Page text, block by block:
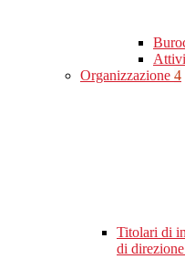
Organizzazione 4
Titolari di
di